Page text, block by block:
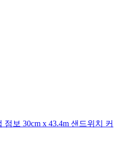
보 30cm x 43.4m 샌드위치 커